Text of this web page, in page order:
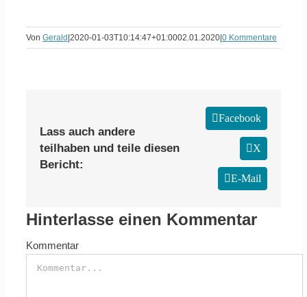
Von Gerald 2020-01-03T10:14:47+01:0002.01.2020 0 Kommentare
Lass auch andere
teilhaben und teile diesen
Bericht:
Facebook
X
E-Mail
Hinterlasse einen Kommentar
Kommentar